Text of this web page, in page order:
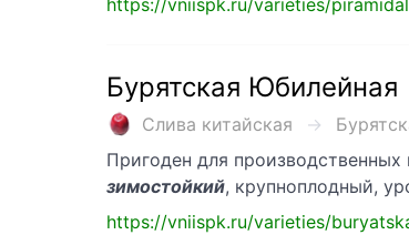
https://vniispk.ru/varieties/
Бурятская Юбилейная
Слива китайская
Пригоден для
зимостойкий, крупноплодный,
https://vniispk.ru/varieties/